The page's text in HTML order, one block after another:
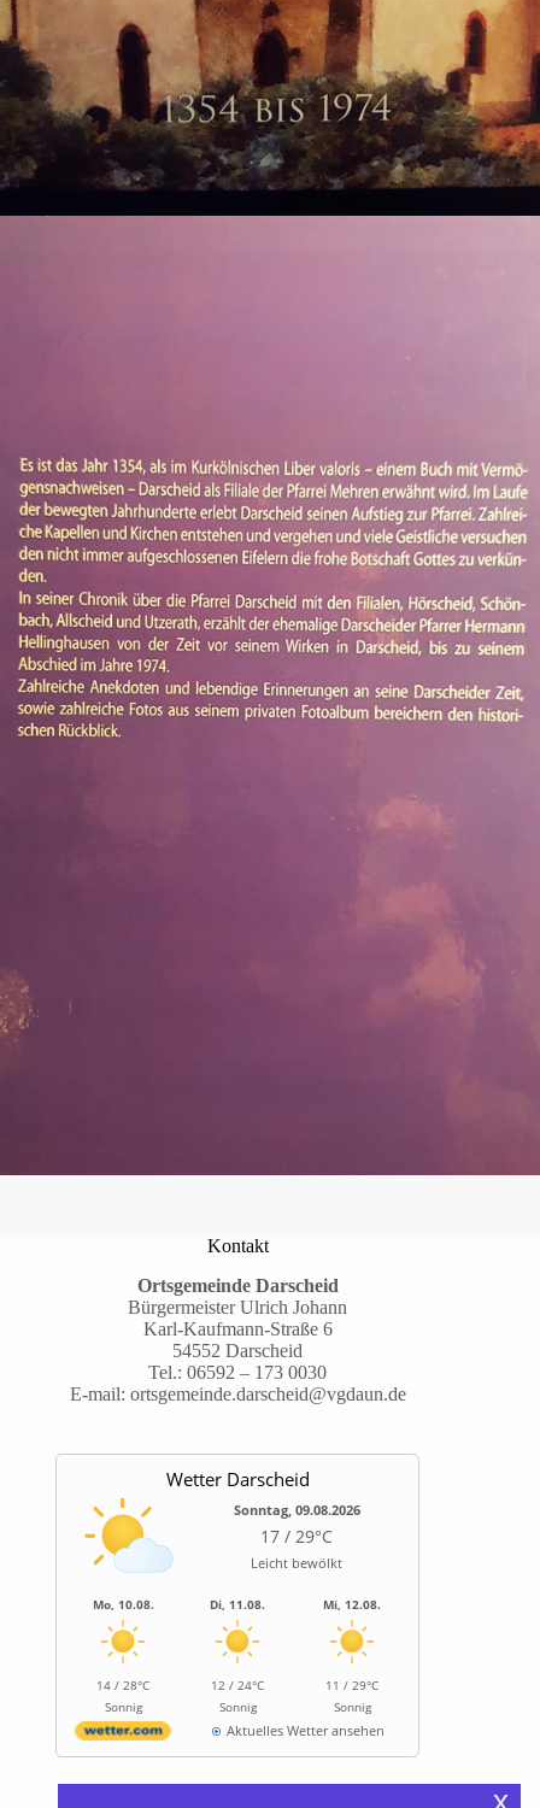
Kontakt
Ortsgemeinde Darscheid
Bürgermeister Ulrich Johann
Karl-Kaufmann-Straße 6
54552 Darscheid
Tel.:06592 – 173 0030
E-mail: ortsgemeinde.darscheid@vgdaun.de
Wetter Darscheid
Sonntag, 09.08.2026
17 / 29°C
Leicht bewölkt
Mo, 10.08.
14 / 28°C
Sonnig
Di, 11.08.
12 / 24°C
Sonnig
Mi, 12.08.
11 / 29°C
Sonnig
Aktuelles Wetter ansehen
x